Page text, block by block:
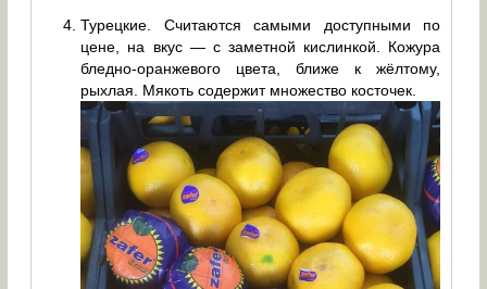
Турецкие. Считаются самыми доступными по
цене, на вкус — с заметной кислинкой. Кожура
бледно-оранжевого цвета, ближе к жёлтому,
рыхлая. Мякоть содержит множество косточек.